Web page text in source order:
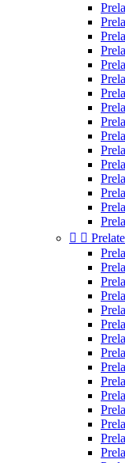
 